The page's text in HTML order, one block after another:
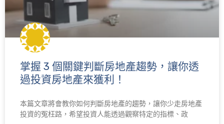
掌握 3 個關鍵判斷房地產趨勢，讓你透
過投資房地產來獲利！
本篇文章將會教你如何判斷房地產的趨勢，讓你少走房地產
投資的冤枉路，希望投資人能透過觀察特定的指標、政